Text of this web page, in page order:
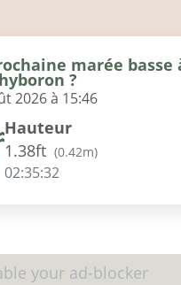
marée basse
?
2026 à 15:46
Hauteur
1.38ft (0.42m)
02:35:32